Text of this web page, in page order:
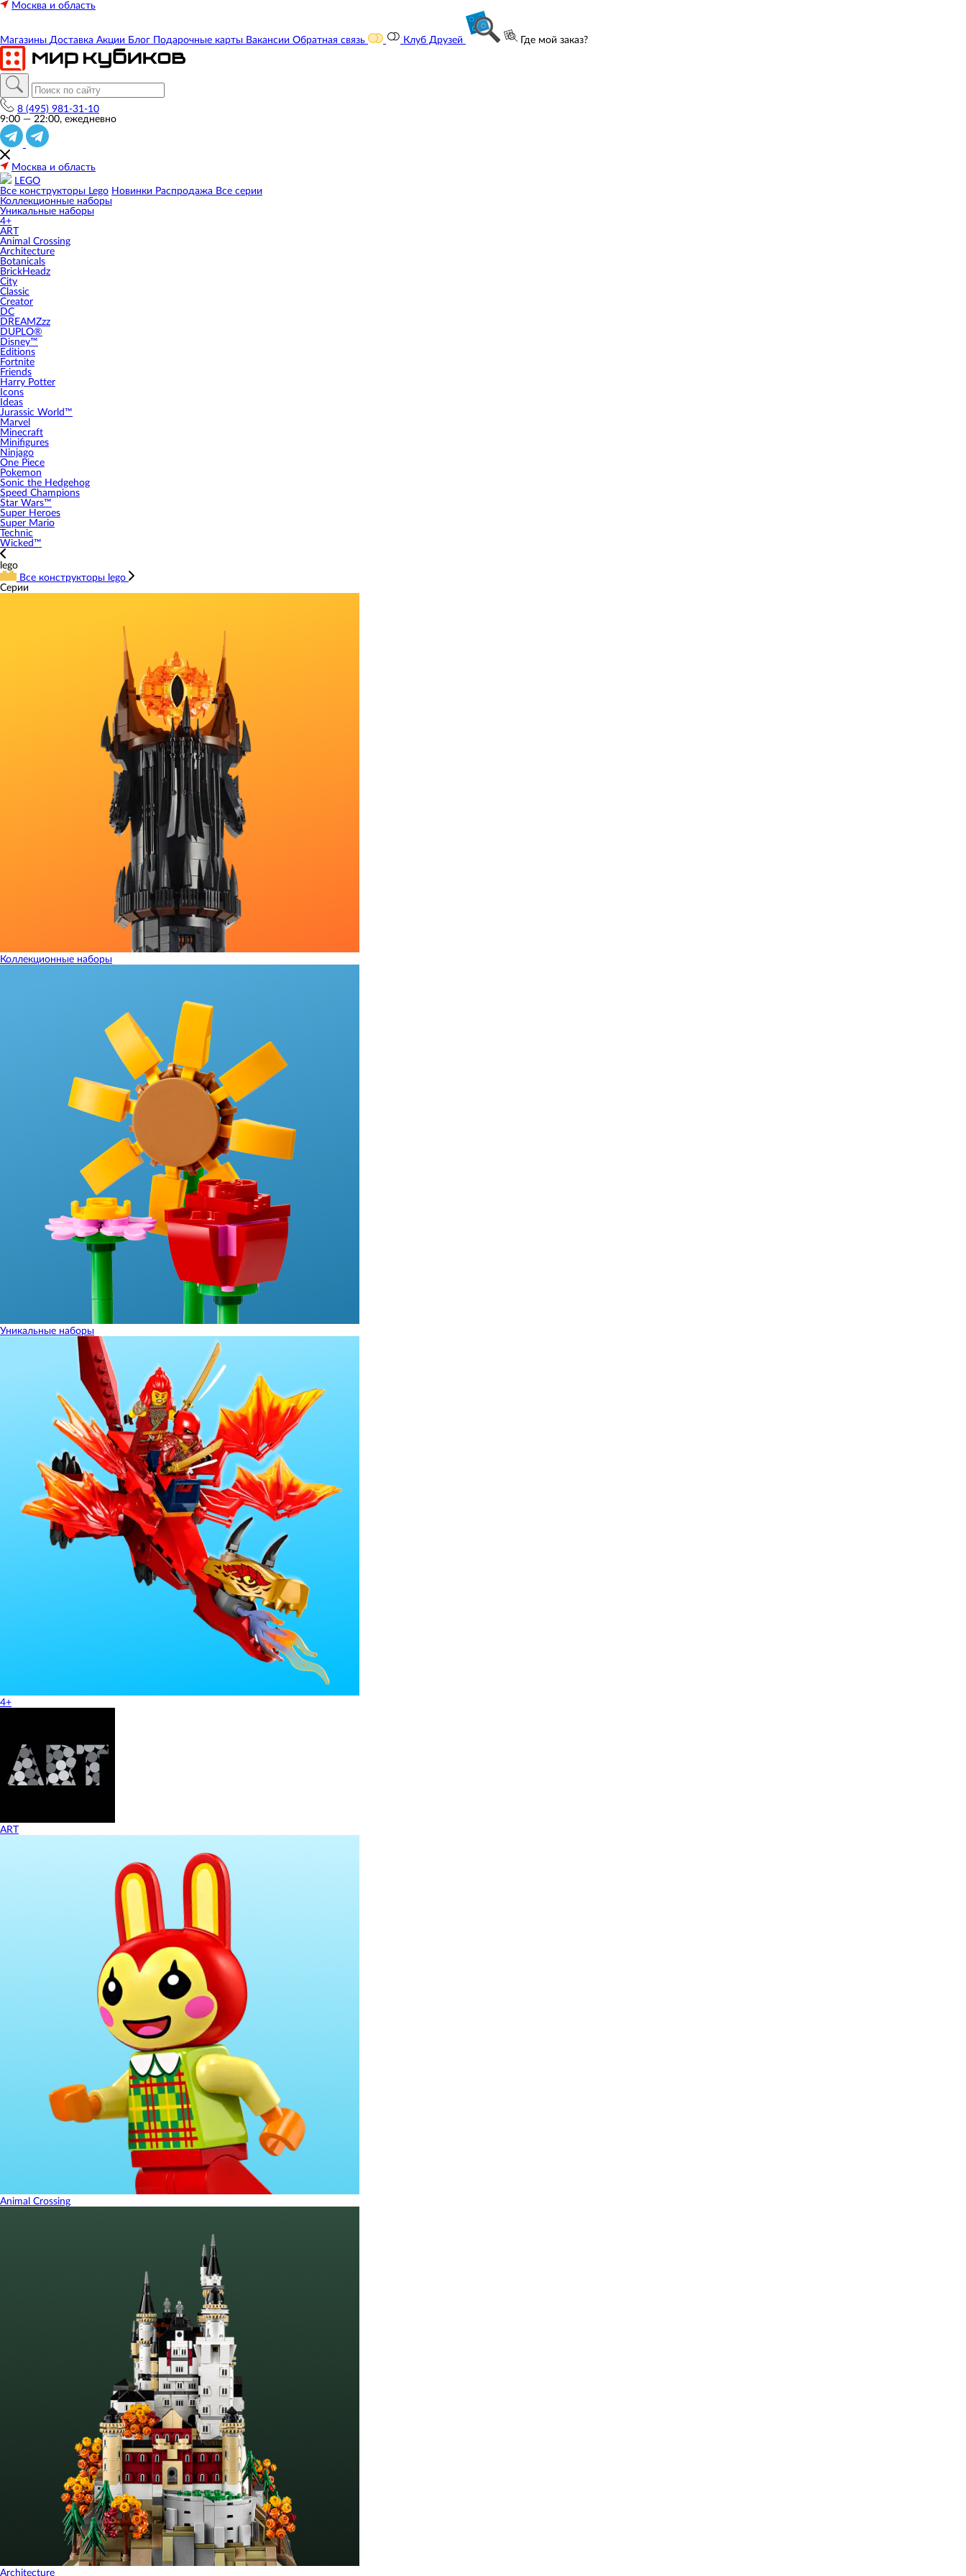
Москва и область
Магазины Доставка Акции Блог Подарочные карты Вакансии Обратная связь Клуб Друзей Где мой заказ?
8 (495) 981-31-10
9:00 — 22:00, ежедневно
Москва и область
LEGO
Все конструкторы Lego Новинки Распродажа Все серии
Коллекционные наборы
Уникальные наборы
4+
ART
Animal Crossing
Architecture
Botanicals
BrickHeadz
City
Classic
Creator
DC
DREAMZzz
DUPLO®
Disney™
Editions
Fortnite
Friends
Harry Potter
Icons
Ideas
Jurassic World™
Marvel
Minecraft
Minifigures
Ninjago
One Piece
Pokemon
Sonic the Hedgehog
Speed Champions
Star Wars™
Super Heroes
Super Mario
Technic
Wicked™
lego
Все конструкторы lego
Серии
Коллекционные наборы
Уникальные наборы
4+
ART
Animal Crossing
Architecture